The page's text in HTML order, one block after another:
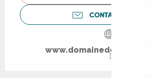
CONTACTEZ-NOUS